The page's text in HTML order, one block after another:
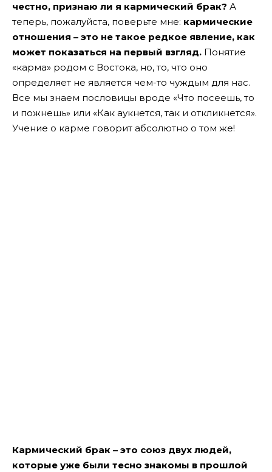
честно, признаю ли я кармический брак? А
теперь, пожалуйста, поверьте мне: кармические
отношения – это не такое редкое явление, как
может показаться на первый взгляд. Понятие
«карма» родом с Востока, но, то, что оно
определяет не является чем-то чуждым для нас.
Все мы знаем пословицы вроде «Что посеешь, то
и пожнешь» или «Как аукнется, так и откликнется».
Учение о карме говорит абсолютно о том же!
Кармический брак – это союз двух людей,
которые уже были тесно знакомы в прошлой